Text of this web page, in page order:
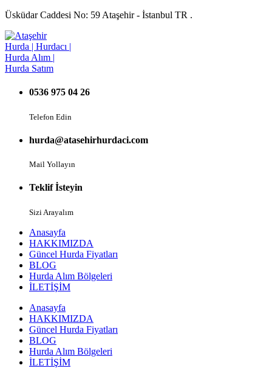
Üsküdar Caddesi No: 59 Ataşehir - İstanbul TR .
0536 975 04 26
Telefon Edin
hurda@atasehirhurdaci.com
Mail Yollayın
Teklif İsteyin
Sizi Arayalım
Anasayfa
HAKKIMIZDA
Güncel Hurda Fiyatları
BLOG
Hurda Alım Bölgeleri
İLETİŞİM
Anasayfa
HAKKIMIZDA
Güncel Hurda Fiyatları
BLOG
Hurda Alım Bölgeleri
İLETİŞİM